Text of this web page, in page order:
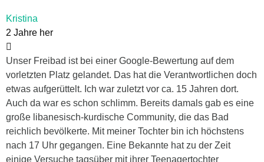
Kristina
2 Jahre her
Unser Freibad ist bei einer Google-Bewertung auf dem
vorletzten Platz gelandet. Das hat die Verantwortlichen doch
etwas aufgerüttelt. Ich war zuletzt vor ca. 15 Jahren dort.
Auch da war es schon schlimm. Bereits damals gab es eine
große libanesisch-kurdische Community, die das Bad
reichlich bevölkerte. Mit meiner Tochter bin ich höchstens
nach 17 Uhr gegangen. Eine Bekannte hat zu der Zeit
einige Versuche tagsüber mit ihrer Teenagertochter